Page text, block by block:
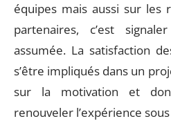
équipes mais aussi sur les
partenaires, c’est
assumée. La satisfaction
s’être impliqués dans un
sur la motivation et
renouveler l’expérience